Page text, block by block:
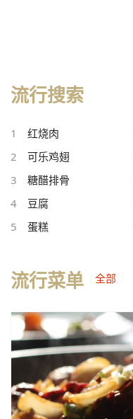
流行搜索
1
红烧肉
2
可乐鸡翅
3
糖醋排骨
4
豆腐
5
蛋糕
流行菜单 全部